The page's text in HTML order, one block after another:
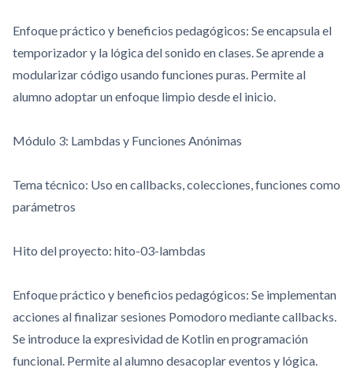
Enfoque práctico y beneficios pedagógicos: Se encapsula el
temporizador y la lógica del sonido en clases. Se aprende a
modularizar código usando funciones puras. Permite al
alumno adoptar un enfoque limpio desde el inicio.
Módulo 3: Lambdas y Funciones Anónimas
Tema técnico: Uso en callbacks, colecciones, funciones como
parámetros
Hito del proyecto: hito-03-lambdas
Enfoque práctico y beneficios pedagógicos: Se implementan
acciones al finalizar sesiones Pomodoro mediante callbacks.
Se introduce la expresividad de Kotlin en programación
funcional. Permite al alumno desacoplar eventos y lógica.